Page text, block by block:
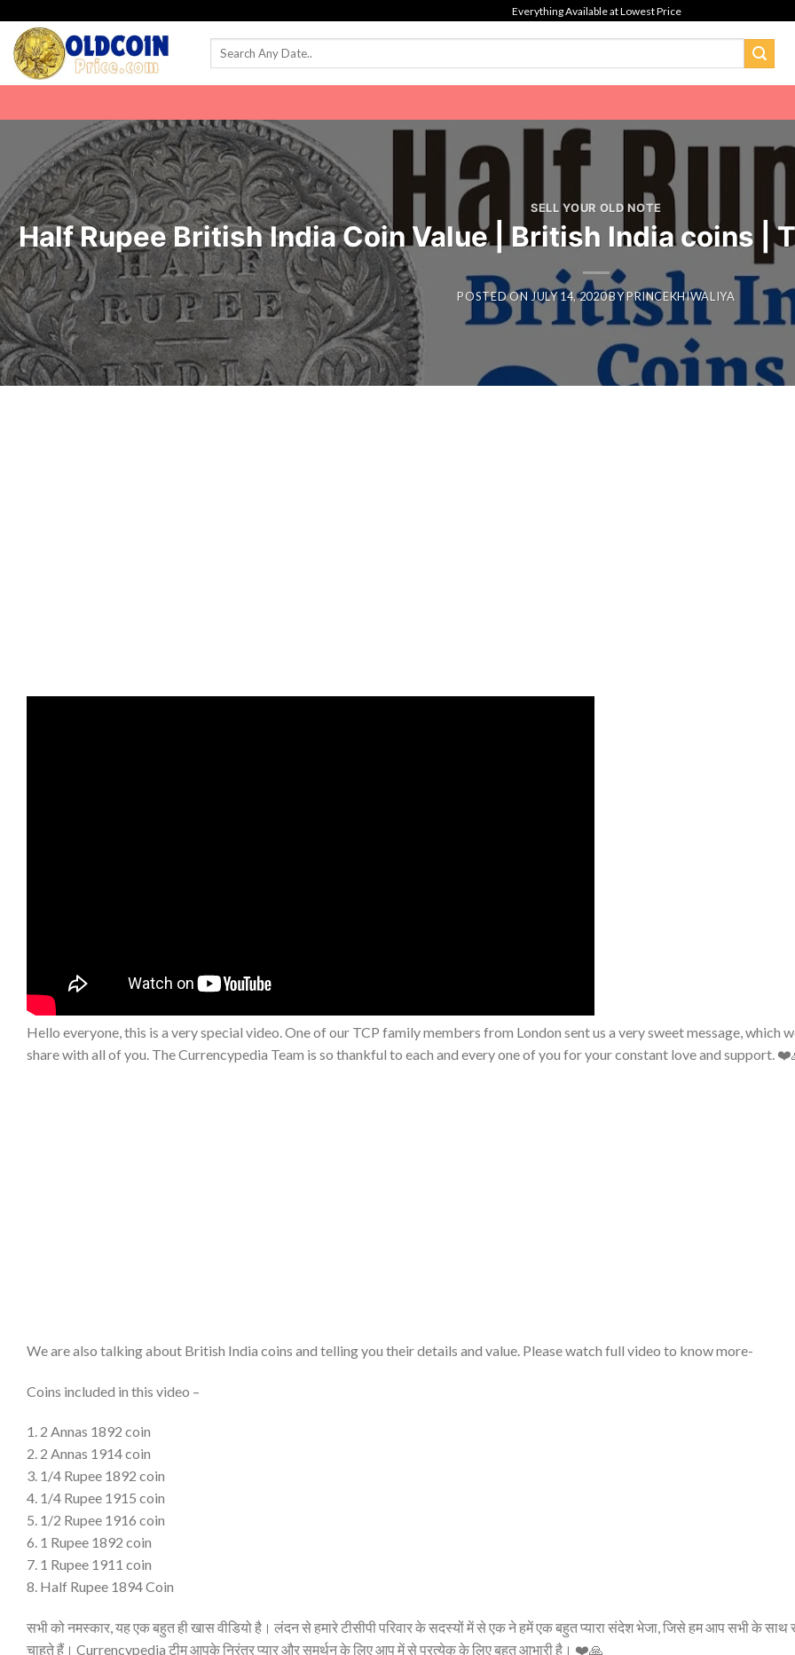
content
Everything Available at Lowest Price
SELL YOUR OLD NOTE
Half Rupee British India Coin Value | British India coins |
POSTED ON JULY 14, 2020BYPRINCEKHIWALIYA
Hello everyone, this is a very special video. One of our TCP family members from London sent us a very sweet message, which
share with all of you. The Currencypedia Team is so thankful to each and every one of you for your constant love and support.
We are also talking about British India coins and telling you their details and value. Please watch full video to know more-
Coins included in this video –
1. 2 Annas 1892 coin
2. 2 Annas 1914 coin
3. 1/4 Rupee 1892 coin
4. 1/4 Rupee 1915 coin
5. 1/2 Rupee 1916 coin
6. 1 Rupee 1892 coin
7. 1 Rupee 1911 coin
8. Half Rupee 1894 Coin
सभी को नमस्कार, यह एक बहुत ही खास वीडियो है। लंदन से हमारे टीसीपी परिवार के सदस्यों में से एक ने हमें एक बहुत प्यारा संदेश भेजा, जिसे हम आप सभी के साथ
चाहते हैं। Currencypedia टीम आपके निरंतर प्यार और समर्थन के लिए आप में से प्रत्येक के लिए बहुत आभारी है। ❤️🙏